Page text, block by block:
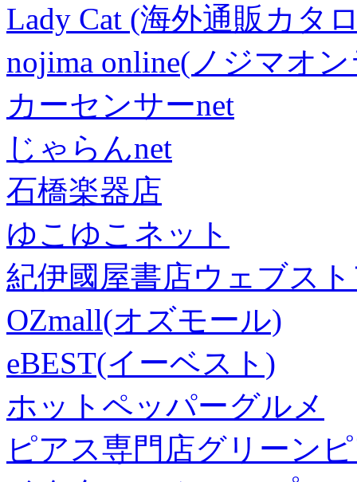
Lady Cat (海外通販カタ
nojima online(ノジマオ
カーセンサーnet
じゃらんnet
石橋楽器店
ゆこゆこネット
紀伊國屋書店ウェブス
OZmall(オズモール)
eBEST(イーベスト)
ホットペッパーグルメ
ピアス専門店グリーン